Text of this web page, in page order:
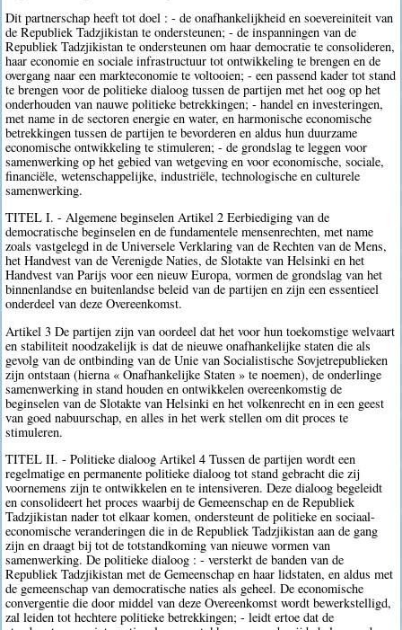
Dit partnerschap heeft tot doel : - de onafhankelijkheid en soevereiniteit van
de Republiek Tadzjikistan te ondersteunen; - de inspanningen van de
Republiek Tadzjikistan te ondersteunen om haar democratie te consolideren,
haar economie en sociale infrastructuur tot ontwikkeling te brengen en de
overgang naar een markteconomie te voltooien; - een passend kader tot stand
te brengen voor de politieke dialoog tussen de partijen met het oog op het
onderhouden van nauwe politieke betrekkingen; - handel en investeringen,
met name in de sectoren energie en water, en harmonische economische
betrekkingen tussen de partijen te bevorderen en aldus hun duurzame
economische ontwikkeling te stimuleren; - de grondslag te leggen voor
samenwerking op het gebied van wetgeving en voor economische, sociale,
financiële, wetenschappelijke, industriële, technologische en culturele
samenwerking.
TITEL I. - Algemene beginselen Artikel 2 Eerbiediging van de
democratische beginselen en de fundamentele mensenrechten, met name
zoals vastgelegd in de Universele Verklaring van de Rechten van de Mens,
het Handvest van de Verenigde Naties, de Slotakte van Helsinki en het
Handvest van Parijs voor een nieuw Europa, vormen de grondslag van het
binnenlandse en buitenlandse beleid van de partijen en zijn een essentieel
onderdeel van deze Overeenkomst.
Artikel 3 De partijen zijn van oordeel dat het voor hun toekomstige welvaart
en stabiliteit noodzakelijk is dat de nieuwe onafhankelijke staten die als
gevolg van de ontbinding van de Unie van Socialistische Sovjetrepublieken
zijn ontstaan (hierna « Onafhankelijke Staten » te noemen), de onderlinge
samenwerking in stand houden en ontwikkelen overeenkomstig de
beginselen van de Slotakte van Helsinki en het volkenrecht en in een geest
van goed nabuurschap, en alles in het werk stellen om dit proces te
stimuleren.
TITEL II. - Politieke dialoog Artikel 4 Tussen de partijen wordt een
regelmatige en permanente politieke dialoog tot stand gebracht die zij
voornemens zijn te ontwikkelen en te intensiveren. Deze dialoog begeleidt
en consolideert het proces waarbij de Gemeenschap en de Republiek
Tadzjikistan nader tot elkaar komen, ondersteunt de politieke en sociaal-
economische veranderingen die in de Republiek Tadzjikistan aan de gang
zijn en draagt bij tot de totstandkoming van nieuwe vormen van
samenwerking. De politieke dialoog : - versterkt de banden van de
Republiek Tadzjikistan met de Gemeenschap en haar lidstaten, en aldus met
de gemeenschap van democratische naties als geheel. De economische
convergentie die door middel van deze Overeenkomst wordt bewerkstelligd,
zal leiden tot hechtere politieke betrekkingen; - leidt ertoe dat de